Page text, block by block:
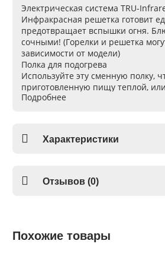
Электрическая система TRU-
Инфракрасная решетка готовит
предотвращает вспышки огня.
сочными! (Горелки и решетка
зависимости от модели)
Полка для подогрева
Используйте эту сменную полку,
приготовленную пищу теплой,
хлебные тосты.
температуру под крышкой гриля.
Колеса
Прочная стальная решетка с
антикоррозийным покрытием,
2 года гарантии на крышку и
гарантии на другие детали
Подробнее
Характеристики
Отзывов (0)
Похожие товары